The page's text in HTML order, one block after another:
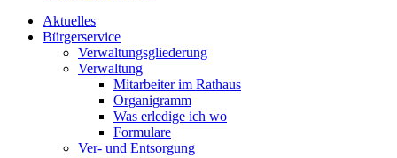
Aktuelles
Bürgerservice
Verwaltungsgliederung
Verwaltung
Mitarbeiter im Rathaus
Organigramm
Was erledige ich wo
Formulare
Ver- und Entsorgung